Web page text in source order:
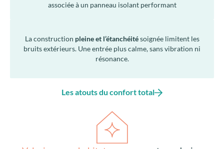
associée à un panneau isolant performant
La construction pleine et l’étanchéitésoignée limitent les
bruits extérieurs. Une entrée plus calme, sans vibration ni
résonance.
Les atouts du confort total